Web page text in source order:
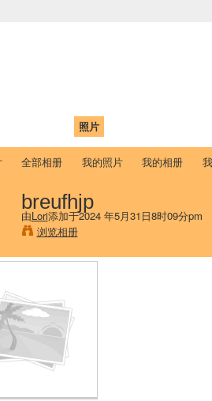
照片
全部相册 我的照片 我的相册
breufhjp
由Lori添加于2024 年5月31日8时09分pm
浏览相册